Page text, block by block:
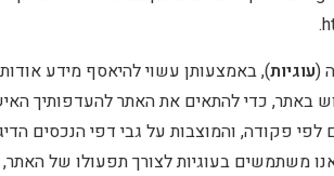
.
עוגיות), באמצעותן עשוי להיאסף מידע
כדי להתאים את האתר להעדפותיך
פקודה, והמוצבות על גבי דפי הנכסים
משתמשים בעוגיות לצורך תפעולו של